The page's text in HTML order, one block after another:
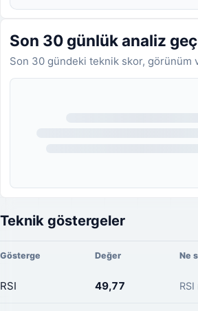
Son 30 günlük analiz
Son 30 gündeki teknik skor, görünüm
Teknik göstergeler
Gösterge Değer Ne
RSI 49,77